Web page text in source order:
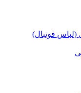
(لباس فوتبال)